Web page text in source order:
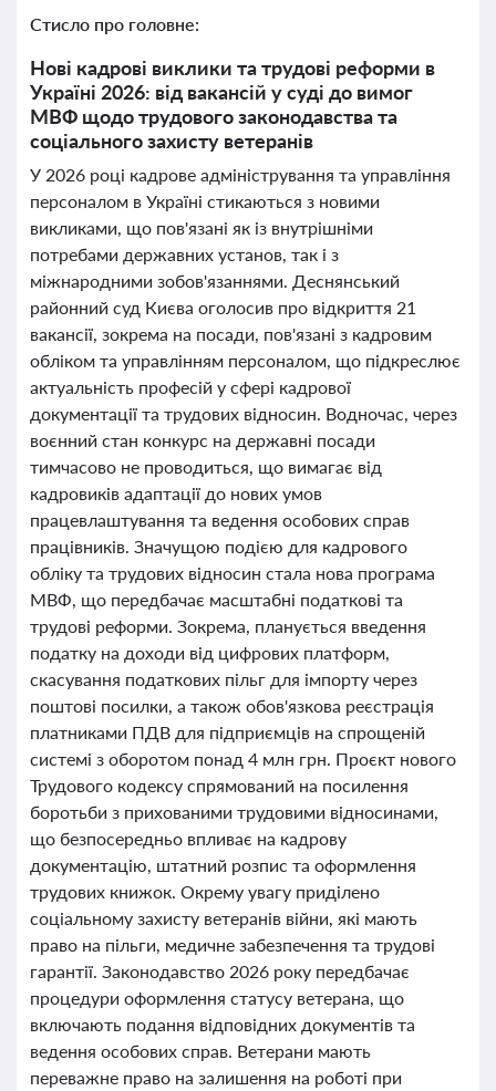
Стисло про головне:
Нові кадрові виклики та трудові реформи в
Україні 2026: від вакансій у суді до вимог
МВФ щодо трудового законодавства та
соціального захисту ветеранів
У 2026 році кадрове адміністрування та управління
персоналом в Україні стикаються з новими
викликами, що пов'язані як із внутрішніми
потребами державних установ, так і з
міжнародними зобов'язаннями. Деснянський
районний суд Києва оголосив про відкриття 21
вакансії, зокрема на посади, пов'язані з кадровим
обліком та управлінням персоналом, що підкреслює
актуальність професій у сфері кадрової
документації та трудових відносин. Водночас, через
воєнний стан конкурс на державні посади
тимчасово не проводиться, що вимагає від
кадровиків адаптації до нових умов
працевлаштування та ведення особових справ
працівників. Значущою подією для кадрового
обліку та трудових відносин стала нова програма
МВФ, що передбачає масштабні податкові та
трудові реформи. Зокрема, планується введення
податку на доходи від цифрових платформ,
скасування податкових пільг для імпорту через
поштові посилки, а також обов'язкова реєстрація
платниками ПДВ для підприємців на спрощеній
системі з оборотом понад 4 млн грн. Проєкт нового
Трудового кодексу спрямований на посилення
боротьби з прихованими трудовими відносинами,
що безпосередньо впливає на кадрову
документацію, штатний розпис та оформлення
трудових книжок. Окрему увагу приділено
соціальному захисту ветеранів війни, які мають
право на пільги, медичне забезпечення та трудові
гарантії. Законодавство 2026 року передбачає
процедури оформлення статусу ветерана, що
включають подання відповідних документів та
ведення особових справ. Ветерани мають
переважне право на залишення на роботі при